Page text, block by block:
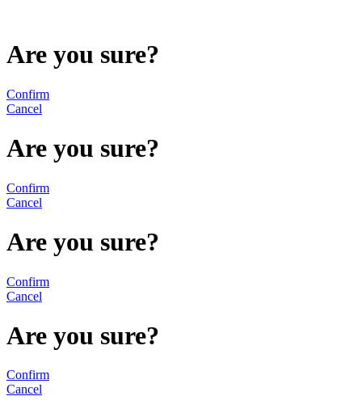
Are you sure?
Confirm
Cancel
Are you sure?
Confirm
Cancel
Are you sure?
Confirm
Cancel
Are you sure?
Confirm
Cancel